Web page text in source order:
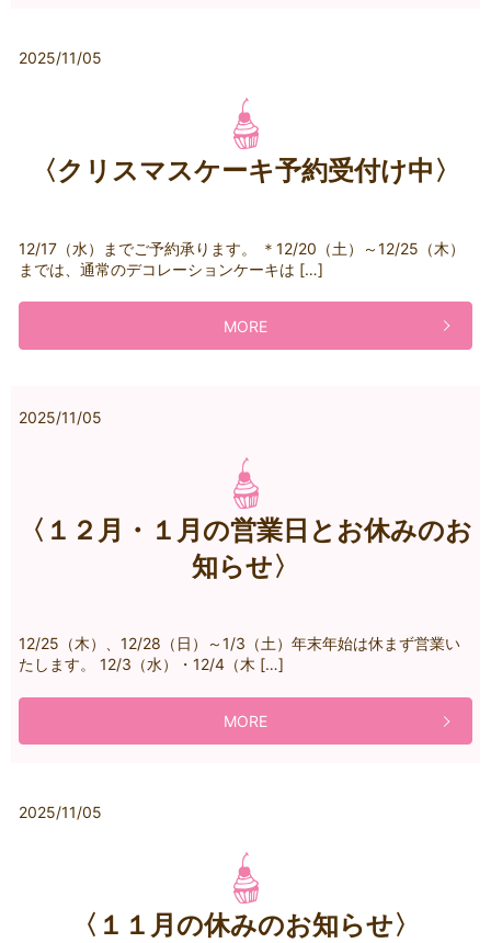
2025/11/05
〈クリスマスケーキ予約受付け中〉
12/17（水）までご予約承ります。 ＊12/20（土）～12/25（木）
までは、通常のデコレーションケーキは […]
MORE
2025/11/05
〈１２月・１月の営業日とお休みのお
知らせ〉
12/25（木）、12/28（日）～1/3（土）年末年始は休まず営業い
たします。 12/3（水）・12/4（木 […]
MORE
2025/11/05
〈１１月の休みのお知らせ〉